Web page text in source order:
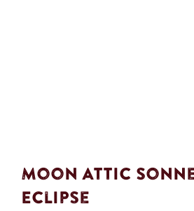
Moon Attic
Eclipse